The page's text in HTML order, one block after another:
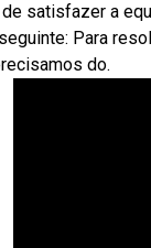
satisfazer a
Para
do.